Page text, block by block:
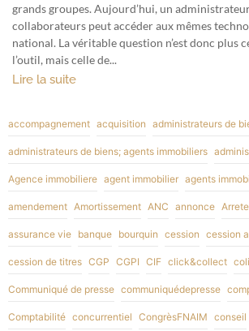
grands groupes. Aujourd’hui, un
collaborateurs peut accéder aux mêmes
national. La véritable question n’est donc plus
l’outil, mais celle de...
Lire la suite
accompagnement acquisition administrateurs de
administrateurs de biens; agents immobiliers
Agence immobiliere agent immobilier agents
amendement Amortissement ANC annonce Arrete
assurance vie banque bourquin cession cession
cession de titres CGP CGPI CIF click&collect
Communiqué de presse communiquédepresse
Comptabilité concurrentiel CongrèsFNAIM conseil